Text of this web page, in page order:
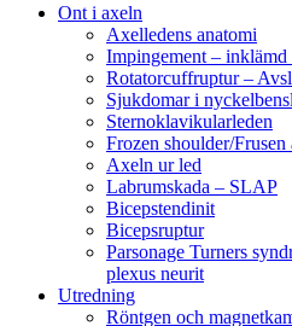
Ont i axeln
Axelledens anatomi
Impingement – inklämd
Rotatorcuffruptur –
Sjukdomar i
Sternoklavikularleden
Frozen shoulder/Frusen
Axeln ur led
Labrumskada – SLAP
Bicepstendinit
Bicepsruptur
Parsonage Turners
plexus neurit
Utredning
Röntgen och